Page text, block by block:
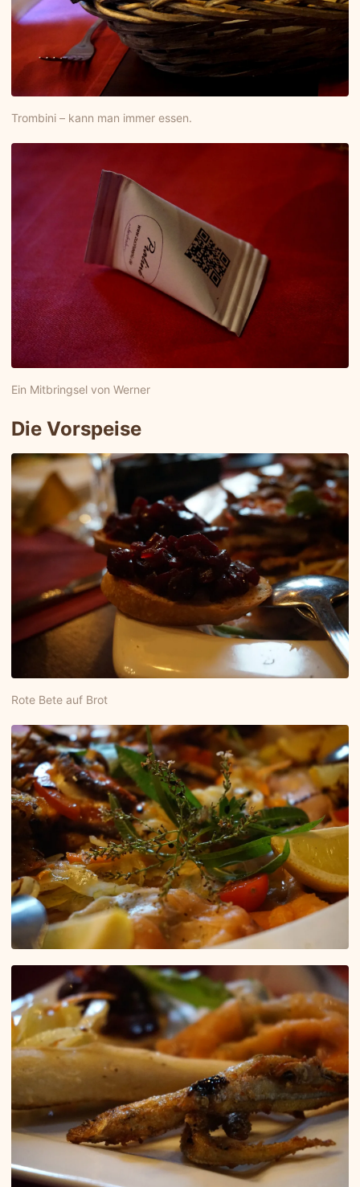
Trombini – kann man immer essen.
Ein Mitbringsel von Werner
Die Vorspeise
Rote Bete auf Brot